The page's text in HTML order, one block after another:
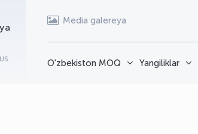
Media galereya
O'zbekiston MOQ Yangiliklar